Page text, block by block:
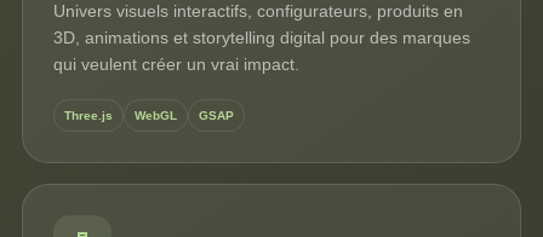
Univers visuels interactifs, configurateurs, produits en
3D, animations et storytelling digital pour des marques
qui veulent créer un vrai impact.
Three.js WebGL GSAP